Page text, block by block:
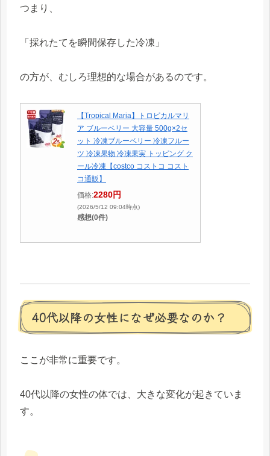
つまり、
「採れたてを瞬間保存した冷凍」
の方が、むしろ理想的な場合があるのです。
【Tropical Maria】トロピカルマリ
ア ブルーベリー 大容量 500g×2セ
ット 冷凍ブルーベリー 冷凍フルー
ツ 冷凍果物 冷凍果実 トッピング ク
ール冷凍【costco コストコ コスト
コ通販】
価格:2280円
(2026/5/12 09:04時点)
感想(0件)
40代以降の女性になぜ必要なのか？
ここが非常に重要です。
40代以降の女性の体では、大きな変化が起きていま
す。